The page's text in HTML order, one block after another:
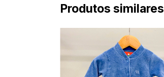
Produtos similares